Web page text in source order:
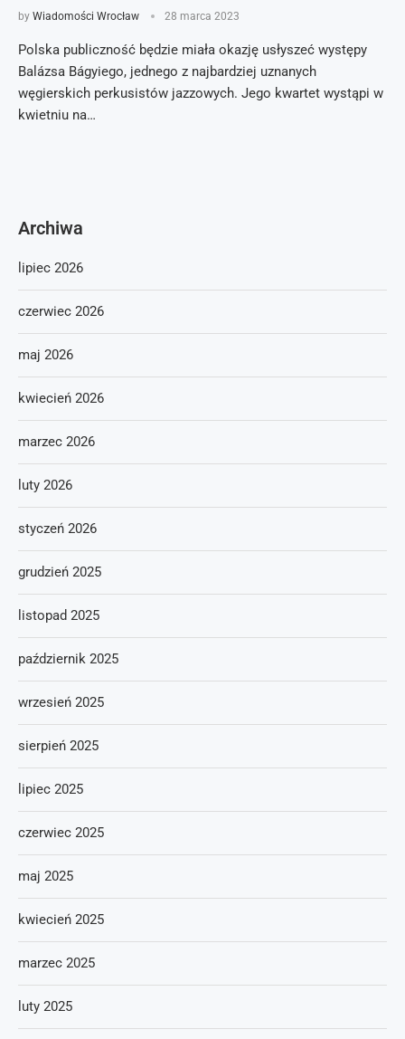
by Wiadomości Wrocław 28 marca 2023
Polska publiczność będzie miała okazję usłyszeć występy
Balázsa Bágyiego, jednego z najbardziej uznanych
węgierskich perkusistów jazzowych. Jego kwartet wystąpi w
kwietniu na…
Archiwa
lipiec 2026
czerwiec 2026
maj 2026
kwiecień 2026
marzec 2026
luty 2026
styczeń 2026
grudzień 2025
listopad 2025
październik 2025
wrzesień 2025
sierpień 2025
lipiec 2025
czerwiec 2025
maj 2025
kwiecień 2025
marzec 2025
luty 2025